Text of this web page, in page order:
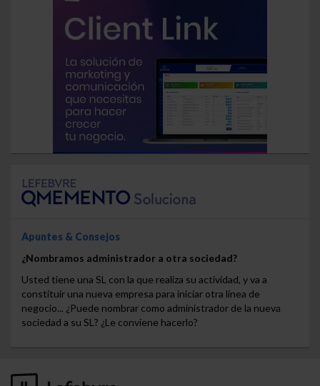
Apuntes & Consejos
¿Nombramos administrador a otra sociedad?
Usted tiene una SL con la que realiza su actividad, y va a
constituir una nueva empresa para iniciar otra línea de
negocio... ¿Puede nombrar como administrador de la nueva
sociedad a su SL? ¿Le conviene hacerlo?